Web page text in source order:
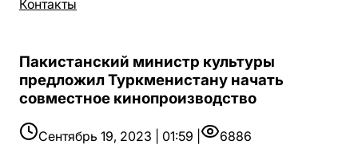
Контакты
Пакистанский министр культуры
предложил Туркменистану начать
совместное кинопроизводство
Сентябрь 19, 2023 | 01:59 |
6886